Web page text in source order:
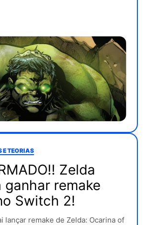
E TEORIAS
Zelda
ganhar remake
Switch 2!
lançar remake de Zelda: Ocarina of